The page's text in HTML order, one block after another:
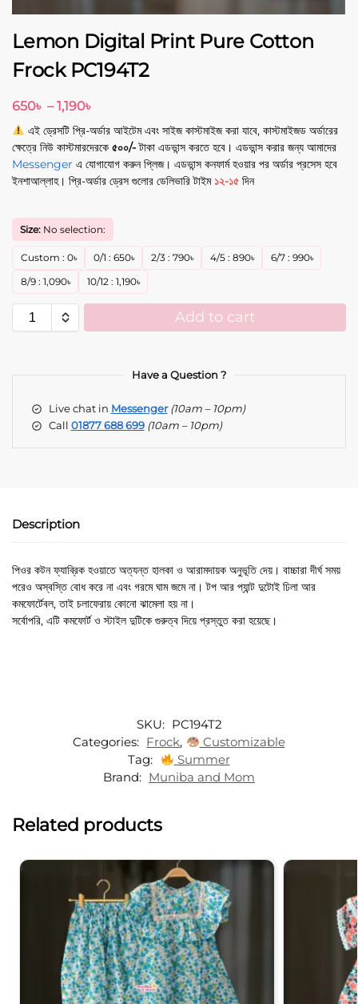
Lemon Digital Print Pure Cotton
Frock PC194T2
650৳ – 1,190৳
এই ড্রেসটি প্রি-অর্ডার আইটেম এবং সাইজ কাস্টমাইজ করা যাবে, কাস্টমাইজড অর্ডারের
ক্ষেত্রে নিউ কাস্টমারদেরকে ৫০০/-টাকা এডভান্স করতে হবে। এডভান্স করার জন্য আমাদের
Messenger এ যোগাযোগ করুন প্লিজ। এডভান্স কনফার্ম হওয়ার পর অর্ডার প্রসেস হবে
ইনশাআল্লাহ। প্রি-অর্ডার ড্রেস গুলোর ডেলিভারি টাইম ১২-১৫ দিন
Size: No selection:
Custom : 0৳ 0/1 : 650৳ 2/3 : 790৳ 4/5 : 890৳ 6/7 : 990৳
8/9 : 1,090৳ 10/12 : 1,190৳
Add to cart
e
:
Have a Question ?
Live chat in Messenger (10am – 10pm)
Call 01877 688 699 (10am – 10pm)
Description
পিওর কটন ফ্যাব্রিক হওয়াতে অত্যন্ত হালকা ও আরামদায়ক অনুভূতি দেয়। বাচ্চারা দীর্ঘ সময়
পরেও অস্বস্তি বোধ করে না এবং গরমে ঘাম জমে না। টপ আর প্যান্ট দুটোই ঢিলা আর
কমফোর্টেবল, তাই চলাফেরায় কোনো ঝামেলা হয় না।
সর্বোপরি, এটি কমফোর্ট ও স্টাইল দুটিকে গুরুত্ব দিয়ে প্রস্তুত করা হয়েছে।
SKU: PC194T2
Categories: Frock,
Customizable
Tag:
Summer
Brand: Muniba and Mom
Related products